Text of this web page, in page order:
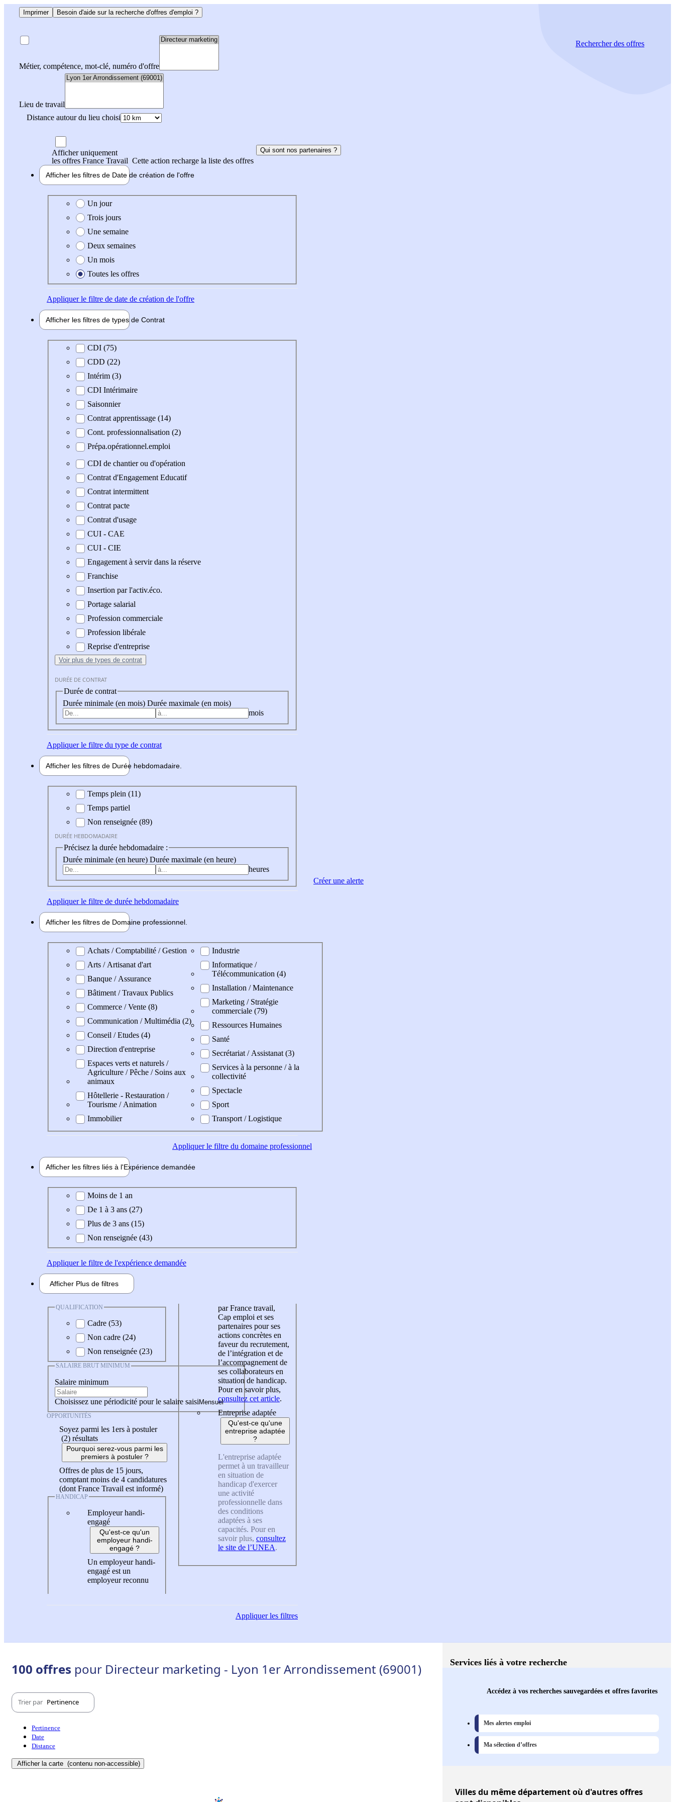
Imprimer Besoin d'aide sur la recherche d'offres d'emploi ?
Métier, compétence, mot-clé, numéro d'offre
Lieu de travail
Distance autour du lieu choisi
Rechercherdes offres
Afficher uniquement
les offres France Travail Cette action recharge la liste des offres
Qui sont nos partenaires ?
Afficher les filtres de Date de création de l'offre
Date de création de l'offre
Un jour
Trois jours
Une semaine
Deux semaines
Un mois
Toutes les offres
Appliquerle filtre de date de création de l'offre
Afficher les filtres de types de Contrat
Type de contratCDI (75)
CDD (22)
Intérim (3)
CDI Intérimaire
Saisonnier
Contrat apprentissage (14)
Cont. professionnalisation (2)
Prépa.opérationnel.emploi
CDI de chantier ou d'opération
Contrat d'Engagement Educatif
Contrat intermittent
Contrat pacte
Contrat d'usage
CUI - CAE
CUI - CIE
Engagement à servir dans la réserve
Franchise
Insertion par l'activ.éco.
Portage salarial
Profession commerciale
Profession libérale
Reprise d'entreprise
Voir plus de types de contrat
DURÉE DE CONTRAT
Durée de contrat
Durée minimale (en mois) Durée maximale (en mois)
mois
Appliquerle filtre du type de contrat
Afficher les filtres de Durée hebdomadaire
Durée hebdomadaire
Temps plein (11)
Temps partiel
Non renseignée (89)
DURÉE HEBDOMADAIRE
Précisez la durée hebdomadaire :
Durée minimale (en heure) Durée maximale (en heure)
heures
Appliquerle filtre de durée hebdomadaire
Afficher les filtres de Domaine professionnel
Domaine professionel
Achats / Comptabilité / Gestion
Arts / Artisanat d'art
Banque / Assurance
Bâtiment / Travaux Publics
Commerce / Vente (8)
Communication / Multimédia (2)
Conseil / Etudes (4)
Direction d'entreprise
Espaces verts et naturels /
Agriculture / Pêche / Soins aux
animaux
Hôtellerie - Restauration /
Tourisme / Animation
Immobilier
Industrie
Informatique /
Télécommunication (4)
Installation / Maintenance
Marketing / Stratégie
commerciale (79)
Ressources Humaines
Santé
Secrétariat / Assistanat (3)
Services à la personne / à la
collectivité
Spectacle
Sport
Transport / Logistique
Appliquerle filtre du domaine professionnel
Afficher les filtres liés à l'Expérience demandée
Expérience demandée
Moins de 1 an
De 1 à 3 ans (27)
Plus de 3 ans (15)
Non renseignée (43)
Appliquerle filtre de l'expérience demandée
Afficher Plus de filtres
QUALIFICATION
Cadre (53)
Non cadre (24)
Non renseignée (23)
SALAIRE BRUT MINIMUM
Salaire minimum
Choisissez une périodicité pour le salaire saisi
OPPORTUNITÉS
Soyez parmi les 1ers à postuler
(2) résultats
Pourquoi serez-vous parmi les
premiers à postuler ?
Offres de plus de 15 jours,
comptant moins de 4 candidatures
(dont France Travail est informé)
HANDICAP
Employeur handi-
engagé
Qu'est-ce qu'un
employeur handi-
engagé ?
Un employeur handi-
engagé est un
employeur reconnu
par France travail,
Cap emploi et ses
partenaires pour ses
actions concrètes en
faveur du recrutement,
de l’intégration et de
l’accompagnement de
ses collaborateurs en
situation de handicap.
Pour en savoir plus,
consultez cet article.
Entreprise adaptée
Qu'est-ce qu'une
entreprise adaptée
?
L'entreprise adaptée
permet à un travailleur
en situation de
handicap d'exercer
une activité
professionnelle dans
des conditions
adaptées à ses
capacités. Pour en
savoir plus, consultez
le site de l’UNEA.
Appliquerles filtres
Créer une alerte
100 offres pour Directeur marketing - Lyon 1er Arrondissement (69001)
Trier par Pertinence
Pertinence
Date
Distance
Afficher la carte (contenu non-accessible)
Services liés à votre recherche
Accédez à vos recherches sauvegardées et offres favorites
Mes alertes emploi
Ma sélection d’offres
Villesdu même département où d'autres offres